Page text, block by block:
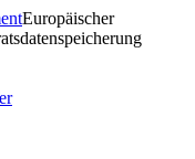
Europäischer